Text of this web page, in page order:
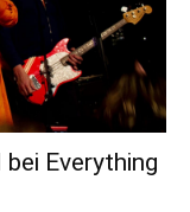
Everything